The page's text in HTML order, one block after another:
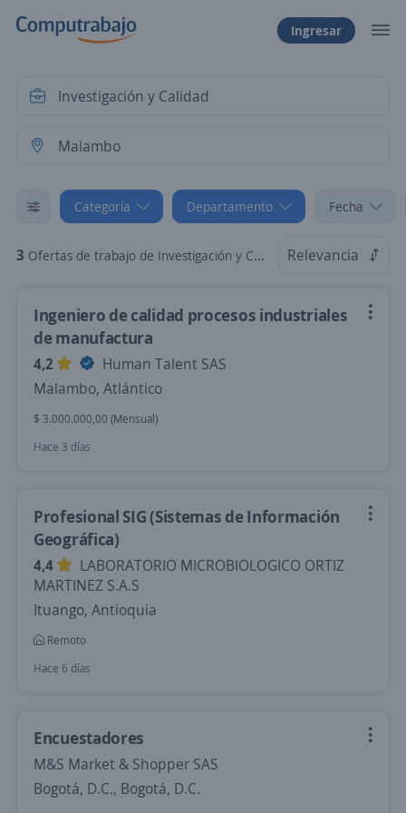
Ingresar
Categoría Departamento Fecha
3 Ofertas de trabajo de Investigación y Calidad en Malambo, Atlántico Relevancia
Ingeniero de calidad procesos industriales
de manufactura
4,2
Human Talent SAS
Malambo, Atlántico
$ 3.000.000,00 (Mensual)
Hace 3 días
Profesional SIG (Sistemas de Información
Geográfica)
4,4
LABORATORIO MICROBIOLOGICO ORTIZ
MARTINEZ S.A.S
Ituango, Antioquia
Remoto
Hace 6 días
Encuestadores
M&S Market & Shopper SAS
Bogotá, D.C., Bogotá, D.C.